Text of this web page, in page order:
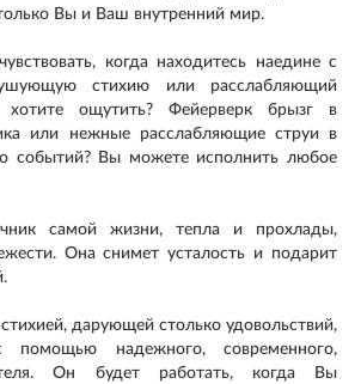
Вы и Ваш внутренний мир.
когда находитесь наедине с
стихию или расслабляющий
ощутить? Фейерверк брызг в
или нежные расслабляющие струи в
событий? Вы можете исполнить любое
самой жизни, тепла и прохлады,
Она снимет усталость и подарит
дарующей столько удовольствий,
надежного, современного,
Он будет работать, когда Вы